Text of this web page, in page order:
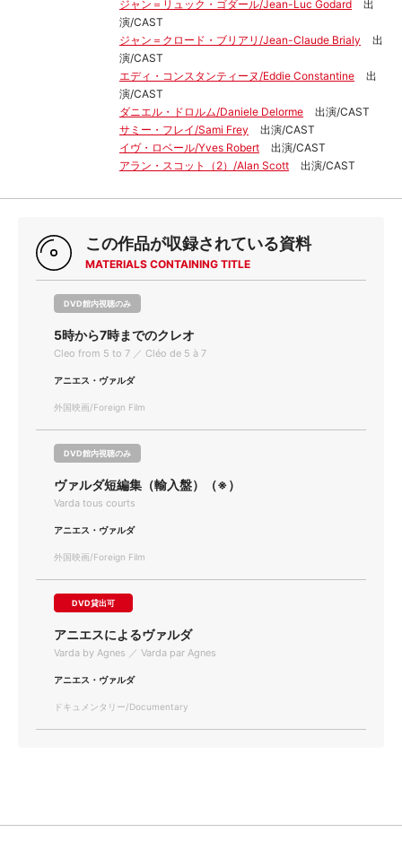
ジャン＝リュック・ゴダール/Jean-Luc Godard
出
演/CAST
ジャン＝クロード・ブリアリ/Jean-Claude Brialy
出
演/CAST
エディ・コンスタンティーヌ/Eddie Constantine
出
演/CAST
ダニエル・ドロルム/Daniele Delorme
出演/CAST
サミー・フレイ/Sami Frey
出演/CAST
イヴ・ロベール/Yves Robert
出演/CAST
アラン・スコット（2）/Alan Scott
出演/CAST
この作品が収録されている資料
MATERIALS CONTAINING TITLE
DVD館内視聴のみ
5時から7時までのクレオ
Cleo from 5 to 7 ／ Cléo de 5 à 7
アニエス・ヴァルダ
外国映画/Foreign Film
DVD館内視聴のみ
ヴァルダ短編集（輸入盤）（※）
Varda tous courts
アニエス・ヴァルダ
外国映画/Foreign Film
DVD貸出可
アニエスによるヴァルダ
Varda by Agnes ／ Varda par Agnes
アニエス・ヴァルダ
ドキュメンタリー/Documentary